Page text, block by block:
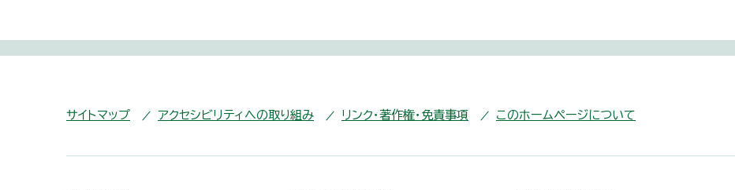
サイトマップ アクセシビリティへの取り組み リンク・著作権・免責事項 このホームページについて